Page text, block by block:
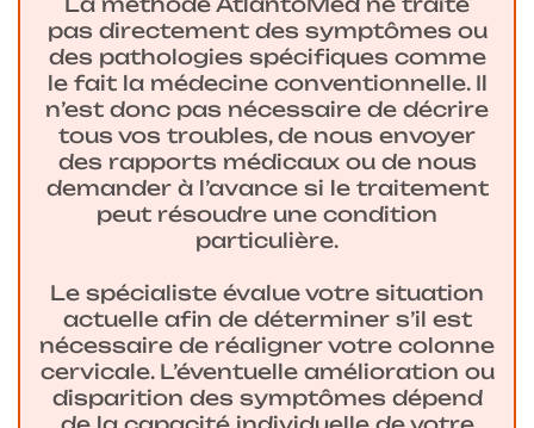
pas directement des symptômes ou
des pathologies spécifiques comme
le fait la médecine conventionnelle. Il
n’est donc pas nécessaire de décrire
tous vos troubles, de nous envoyer
des rapports médicaux ou de nous
demander à l’avance si le traitement
peut résoudre une condition
particulière.
Le spécialiste évalue votre situation
actuelle afin de déterminer s’il est
nécessaire de réaligner votre colonne
cervicale. L’éventuelle amélioration ou
disparition des symptômes dépend